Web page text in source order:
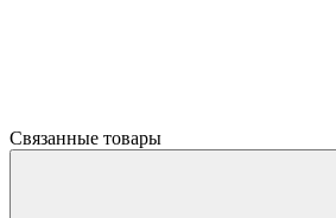
Связанные товары